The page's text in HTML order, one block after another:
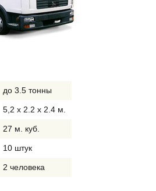
до 3.5 тонны
5,2 x 2.2 x 2.4 м.
27 м. куб.
10 штук
2 человека